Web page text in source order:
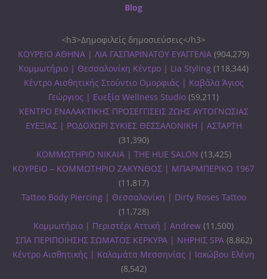
Blog
<h3>Δημοφιλείς δημοσιεύσεις</h3>
ΚΟΥΡΕΙΟ ΑΘΗΝΑ | ΛΙΑ ΓΑΣΠΑΡΙΝΑΤΟΥ ΕΥΑΓΓΕΛΙΑ (904,279)
Κομμωτήριο | Θεσσαλονίκη Κέντρο | Lia Styling (118,344)
Κέντρο Αισθητικής Στούντιο Ομορφιάς | Καβάλα Άγιος
Γεώργιος | Ευεξία Wellness Studio (59,211)
ΚΕΝΤΡΟ ΕΝΑΛΑΚΤΙΚΗΣ ΠΡΟΣΕΓΓΙΣΕΙΣ ΖΩΗΣ ΑΥΤΟΓΝΩΣΙΑΣ
ΕΥΕΞΙΑΣ | ΡΟΔΟΧΩΡΙ ΣΥΚΙΕΣ ΘΕΣΣΑΛΟΝΙΚΗ | ΑΣΤΑΡΤΗ
(31,390)
ΚΟΜΜΩΤΗΡΙΟ ΝΙΚΑΙΑ | THE HUE SALON (13,425)
ΚΟΥΡΕΙΟ – ΚΟΜΜΩΤΗΡΙΟ ΖΑΚΥΝΘΟΣ | ΜΠΑΡΜΠΕΡΙΚΟ 1967
(11,817)
Tattoo Body Piercing | Θεσσαλονίκη | Dirty Roses Tattoo
(11,728)
Κομμωτήριο | Περιστέρι Αττική | Andrew (11,500)
ΣΠΑ ΠΕΡΙΠΟΙΗΣΗΣ ΣΩΜΑΤΟΣ ΚΕΡΚΥΡΑ | ΝΗΡΗΙΣ SPA (8,862)
Κέντρο Αισθητικής | Καλαμάτα Μεσσηνίας | Ιακώβου Ελένη
(8,542)